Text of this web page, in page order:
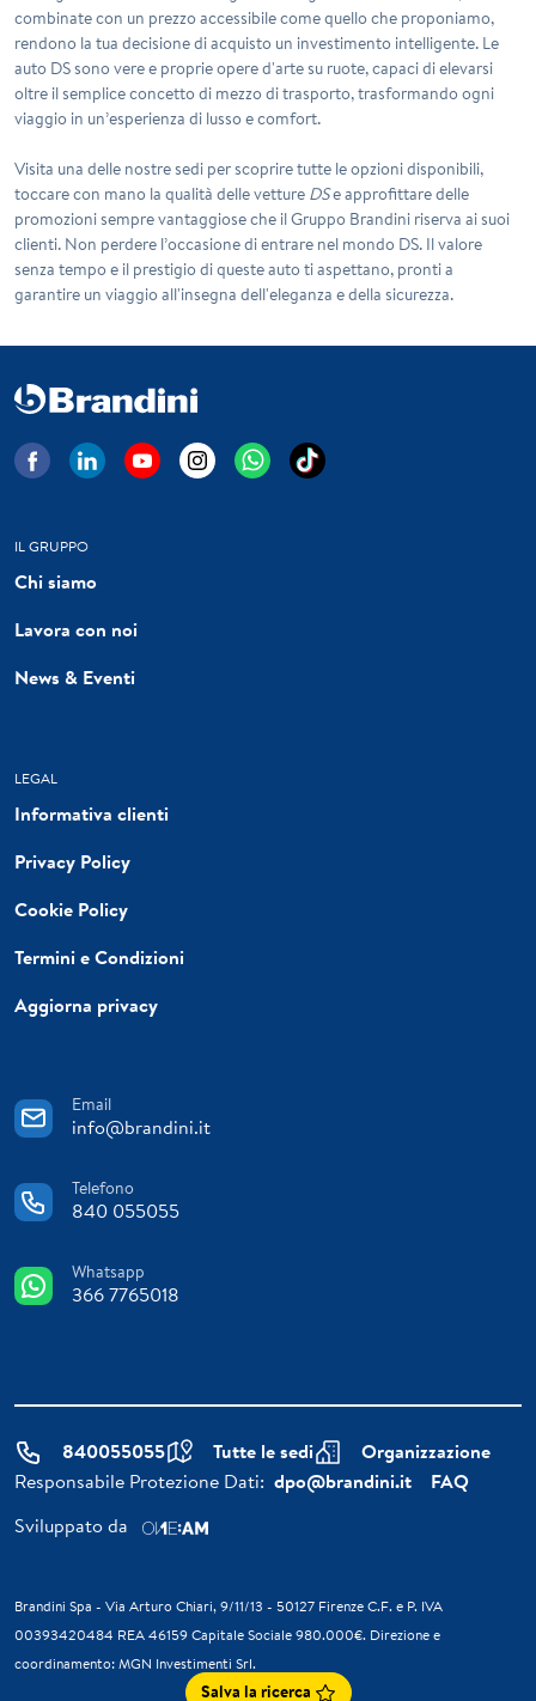
combinate con un prezzo accessibile come quello che proponiamo,
rendono la tua decisione di acquisto un investimento intelligente. Le
auto DSsono vere e proprie opere d'arte su ruote, capaci di elevarsi
oltre il semplice concetto di mezzo di trasporto, trasformando ogni
viaggio in un’esperienza di lusso e comfort.
Visita una delle nostre sedi per scoprire tutte le opzioni disponibili,
toccare con mano la qualità delle vetture DSe approfittare delle
promozioni sempre vantaggiose che il Gruppo Brandini riserva ai suoi
clienti. Non perdere l’occasione di entrare nel mondo DS. Il valore
senza tempo e il prestigio di queste auto ti aspettano, pronti a
garantire un viaggio all'insegna dell'eleganza e della sicurezza.
IL GRUPPO
Chi siamo
Lavora con noi
News & Eventi
LEGAL
Informativa clienti
Privacy Policy
Cookie Policy
Termini e Condizioni
Aggiorna privacy
Email
info@brandini.it
Telefono
840 055055
Whatsapp
366 7765018
840055055 Tutte le sedi
Organizzazione
Responsabile Protezione Dati: dpo@brandini.it
FAQ
Sviluppato da
Brandini Spa - Via Arturo Chiari, 9/11/13 - 50127 Firenze C.F. e P. IVA
00393420484 REA 46159 Capitale Sociale 980.000€. Direzione e
coordinamento: MGN Investimenti Srl.
Salva la ricerca